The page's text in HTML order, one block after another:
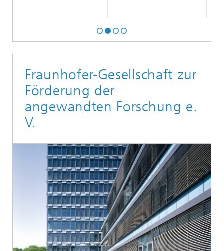
Fraunhofer-Gesellschaft zur
Förderung der
angewandten Forschung e.
V.